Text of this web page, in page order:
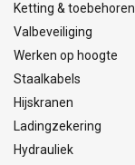
Ketting & toebehoren
Valbeveiliging
Werken op hoogte
Staalkabels
Hijskranen
Ladingzekering
Hydrauliek